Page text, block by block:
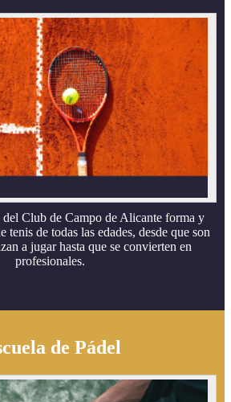
del Club de Campo de Alicante forma y
tenis de todas las edades, desde que son
a jugar hasta que se convierten en
profesionales.
de Pádel